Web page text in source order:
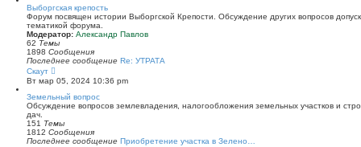
е
д
н
е
м
у
с
б
е
н
ю
е
й
т
и
к
п
о
л
е
д
н
м
у
с
Выборгская крепость
Форум посвящен истории Выборгской Крепости. Обсуждение других вопросов
тематикой форума.
Модератор: Александр Павлов
62 Темы
1898 Сообщения
Последнее сообщение Re: УТРАТА
Скаут
е
р
е
й
т
и
к
п
Вт мар 05, 2024 10:36 pm
Земельный вопрос
Обсуждение вопросов землевладения, налогообложения земельных участков и
дач.
151 Темы
1812 Сообщения
Последнее сообщение Приобретение участка в Зелено…